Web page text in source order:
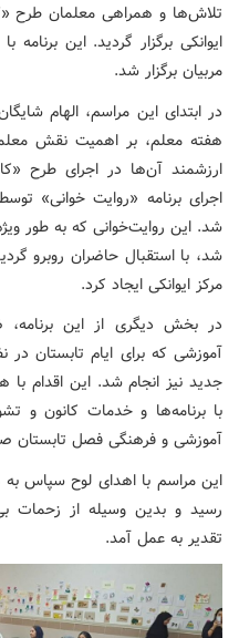
تلاش‌ها و همراهی معلمان طرح
ایوانکی برگزار گردید. این
مربیان برگزار شد.
در ابتدای این مراسم، الهام
هفته معلم، بر اهمیت نقش
ارزشمند آن‌ها در اجرای طرح
اجرای برنامه «روایت خوانی»
شد. این روایت‌خوانی که به طور
شد، با استقبال حاضران روبرو
مرکز ایوانکی ایجاد کرد.
در بخش دیگری از این
آموزشی که برای ایام تابستان
جدید نیز انجام شد. این اقدام
با برنامه‌ها و خدمات کانون و
آموزشی و فرهنگی فصل تابستان
این مراسم با اهدای لوح سپاس
رسید و بدین وسیله از زحمات
تقدیر به عمل آمد.